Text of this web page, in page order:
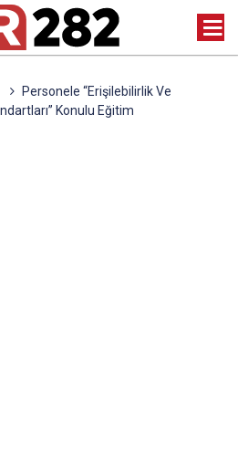
Personele “Erişilebilirlik Ve
Konulu Eğitim